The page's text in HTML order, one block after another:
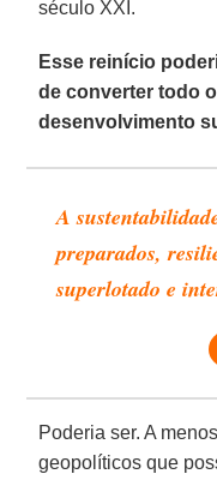
século XXI.
Esse reinício
de converter todo
desenvolvimento
A
preparados,
superlotado e
Poderia ser. A
geopolíticos que